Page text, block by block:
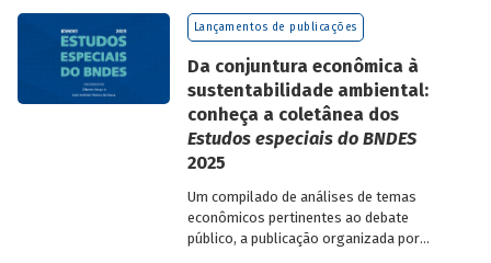
empregos da economia.
Lançamentos de publicações
Da conjuntura econômica à
sustentabilidade ambiental:
conheça a coletânea dos
Estudos especiais do BNDES
2025
Um compilado de análises de temas
econômicos pertinentes ao debate
público, a publicação organizada por